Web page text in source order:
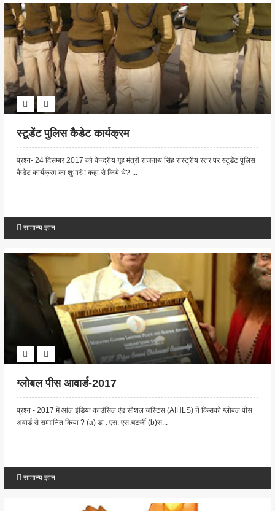
स्टूडेंट पुलिस कैडेट कार्यक्रम
प्रश्न- 24 दिसम्बर 2017 को केन्द्रीय गृह मंत्री राजनाथ सिंह रास्ट्रीय स्तर पर स्टूडेंट पुलिस
कैडेट कार्यक्रम का शुभारंभ कहा से किये थे? ...
सामान्य ज्ञान
ग्लोबल पीस आवार्ड-2017
प्रश्न - 2017 में आंल इंडिया काउंसिल एंड सोशल जस्टिस (AIHLS) ने किसको ग्लोबल पीस
अवार्ड से सम्मानित किया ? (a) डा . एस. एस.चटर्जी (b)स...
सामान्य ज्ञान